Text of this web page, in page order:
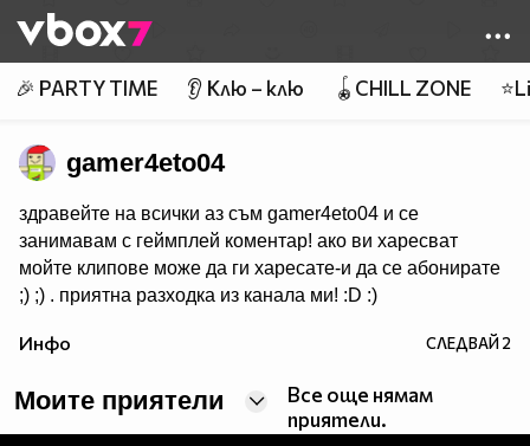
👾
🎉 PARTY TIME 👂 Клю – клю 🪀CHILL ZONE
gamer4eto04
здравейте на всички аз съм gamer4eto04 и се
занимавам с геймплей коментар! ако ви харесват
мойте клипове може да ги харесате-и да се абонирате
;) ;) . приятна разходка из канала ми! :D :)
Инфо СЛЕДВАЙ2
Моите приятели
Все още нямам
приятели.